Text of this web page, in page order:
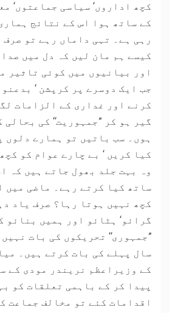
کچھ اداروں‘ سیاسی جماعتوں‘
کے ساتھ ہوا اس کے نتائج
رہی ہے۔ تہی داماں رہے تو صرف
کیسے ہم مان لیں کہ دل میں
اور بیانیوں میں کوئی تاثیر
جب ایک دوسرے پر کرپشن ‘
کرنے اور غداری کے الزامات
گیر ہو کر ”جمہوریت‘‘ کی بحالی
ہوں۔ سب باتیں تو ہمارے دلوں
کیا کریں ‘ بے چارے عوام کو
وہ بہت جلد بھول جاتے ہیں کہ
ساتھ کیا کرتے رہے۔ ماضی میں
کچھ نہیں ہوتا رہا؟ صرف یاد
گرائو‘ ہٹائو اور ہمیں بنائو
”جمہوری‘‘ تحریکوں کی بات
سال پہلے کی بات کرتے ہیں۔
کے وزیراعظم نریندر مودی کے
پیدا کر کے باہمی تعلقات کو
اقدامات کئے تو مخالف جماعت